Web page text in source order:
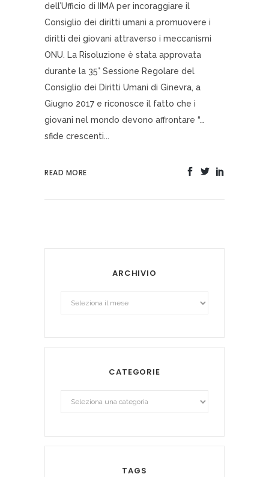
dell’Ufficio di IIMA per incoraggiare il
Consiglio dei diritti umani a promuovere i
diritti dei giovani attraverso i meccanismi
ONU. La Risoluzione è stata approvata
durante la 35° Sessione Regolare del
Consiglio dei Diritti Umani di Ginevra, a
Giugno 2017 e riconosce il fatto che i
giovani nel mondo devono affrontare “…
sfide crescenti...
READ MORE
ARCHIVIO
CATEGORIE
TAGS